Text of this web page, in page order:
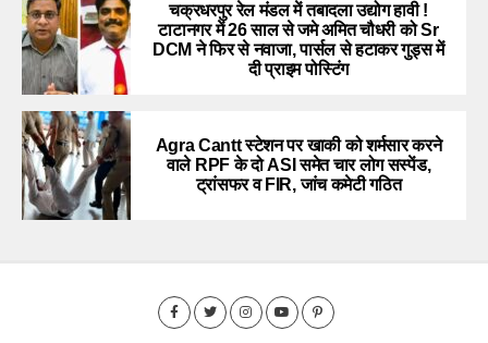
चक्रधरपुर रेल मंडल में तबादला उद्योग हावी !
टाटानगर में 26 साल से जमे अमित चौधरी को Sr
DCM ने फिर से नवाजा, पार्सल से हटाकर गुड्स में
दी प्राइम पोस्टिंग
Agra Cantt स्टेशन पर खाकी को शर्मसार करने
वाले RPF के दो ASI समेत चार लोग सस्पेंड,
ट्रांसफर व FIR, जांच कमेटी गठित